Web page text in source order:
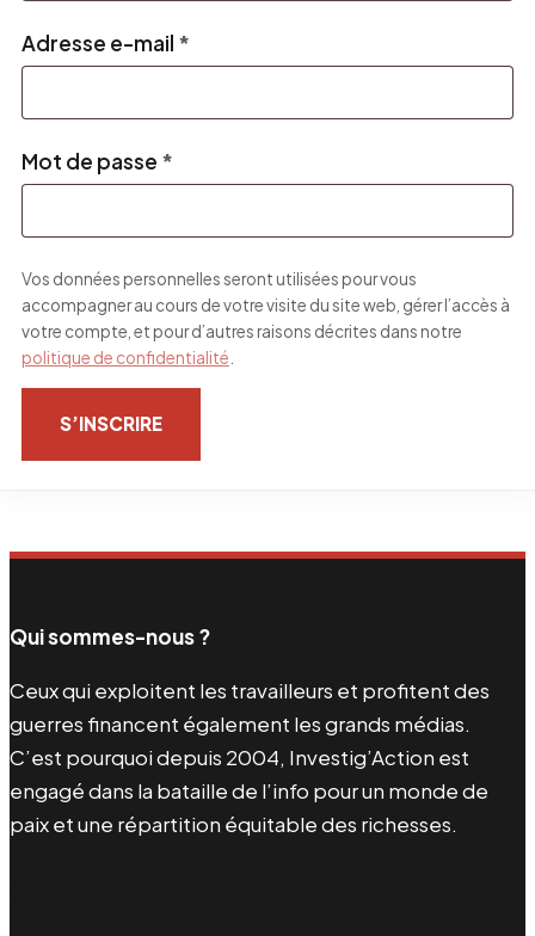
Adresse e-mail *
Mot de passe *
Vos données personnelles seront utilisées pour vous
accompagner au cours de votre visite du site web, gérer l’accès à
votre compte, et pour d’autres raisons décrites dans notre
politique de confidentialité.
S’INSCRIRE
Qui sommes-nous ?
Ceux qui exploitent les travailleurs et profitent des
guerres financent également les grands médias.
C’est pourquoi depuis 2004, Investig’Action est
engagé dans la bataille de l’info pour un monde de
paix et une répartition équitable des richesses.